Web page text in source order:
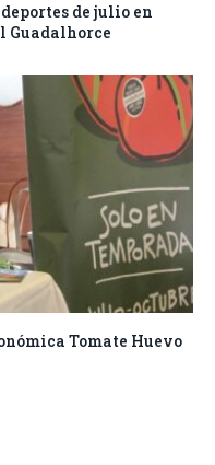
de julio en
Tomate Huevo